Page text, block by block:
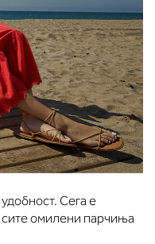
Сега е
омилени парчиња